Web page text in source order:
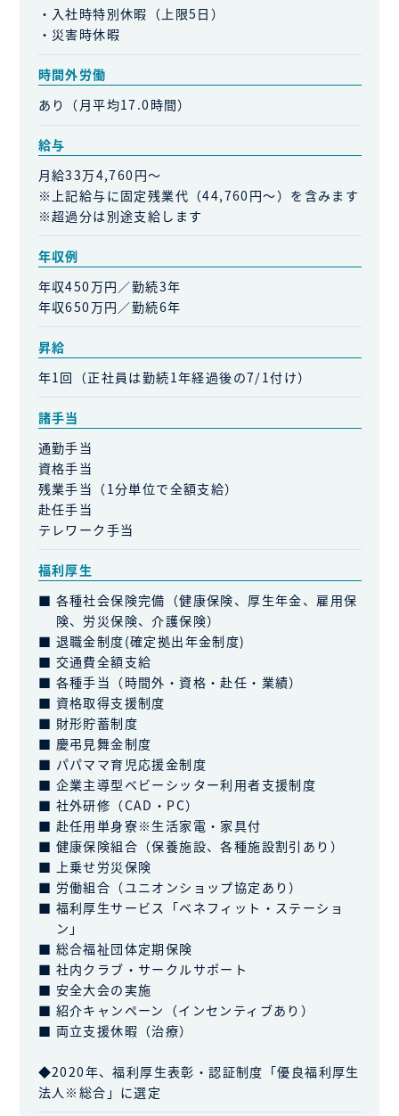
・入社時特別休暇（上限5日）
・災害時休暇
時間外労働
あり（月平均17.0時間）
給与
月給33万4,760円～
※上記給与に固定残業代（44,760円～）を含みます
※超過分は別途支給します
年収例
年収450万円／勤続3年
年収650万円／勤続6年
昇給
年1回（正社員は勤続1年経過後の7/1付け）
諸手当
通勤手当
資格手当
残業手当（1分単位で全額支給）
赴任手当
テレワーク手当
福利厚生
各種社会保険完備（健康保険、厚生年金、雇用保
険、労災保険、介護保険）
退職金制度(確定拠出年金制度)
交通費全額支給
各種手当（時間外・資格・赴任・業績）
資格取得支援制度
財形貯蓄制度
慶弔見舞金制度
パパママ育児応援金制度
企業主導型ベビーシッター利用者支援制度
社外研修（CAD・PC）
赴任用単身寮※生活家電・家具付
健康保険組合（保養施設、各種施設割引あり）
上乗せ労災保険
労働組合（ユニオンショップ協定あり）
福利厚生サービス「ベネフィット・ステーショ
ン」
総合福祉団体定期保険
社内クラブ・サークルサポート
安全大会の実施
紹介キャンペーン（インセンティブあり）
両立支援休暇（治療）
◆2020年、福利厚生表彰・認証制度「優良福利厚生
法人※総合」に選定